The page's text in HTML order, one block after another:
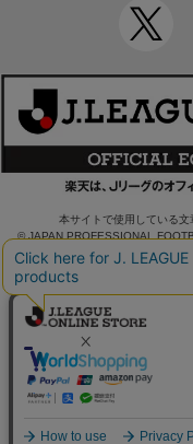
本サイトで使用している文
© JAPAN PROFESSIONAL